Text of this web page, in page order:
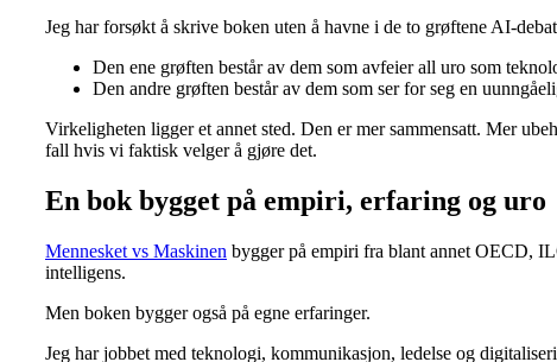
Jeg har forsøkt å skrive boken uten å havne i de to grøftene AI-
Den ene grøften består av dem som avfeier all uro som
Den andre grøften består av dem som ser for seg en
Virkeligheten ligger et annet sted. Den er mer sammensatt. Mer
fall hvis vi faktisk velger å gjøre det.
En bok bygget på empiri, erfaring og uro
Mennesket vs Maskinen bygger på empiri fra blant annet OECD,
intelligens.
Men boken bygger også på egne erfaringer.
Jeg har jobbet med teknologi, kommunikasjon, ledelse og